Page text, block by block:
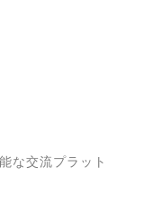
な交流プラット